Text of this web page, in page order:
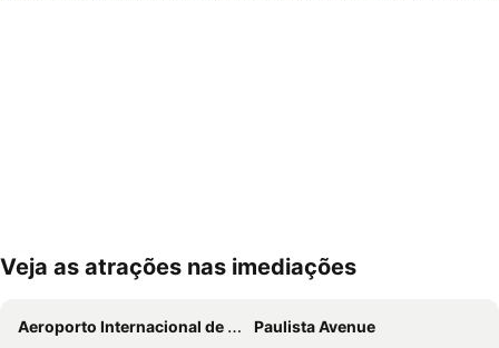
Ampliar mapa
Veja as atrações nas imediações
Aeroporto Internacional de São Paulo - Guarulhos
Paulista Avenue